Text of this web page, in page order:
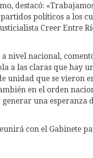
destacó:
políticos a los
Creer Entre
nivel nacional,
a las claras que hay
unidad que se vieron
en el orden
una esperanza
con el Gabinete